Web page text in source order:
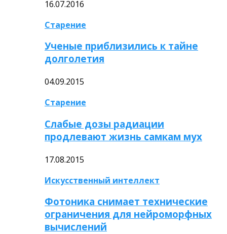
16.07.2016
Старение
Ученые приблизились к тайне
долголетия
04.09.2015
Старение
Слабые дозы радиации
продлевают жизнь самкам мух
17.08.2015
Искусственный интеллект
Фотоника снимает технические
ограничения для нейроморфных
вычислений